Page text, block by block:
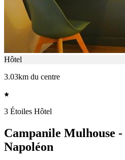
Hôtel
3.03km du centre
3 Étoiles Hôtel
Campanile Mulhouse
Napoléon